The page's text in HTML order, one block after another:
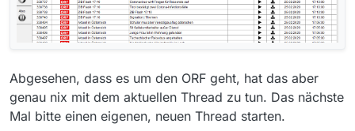
Abgesehen, dass es um den ORF geht, hat das aber
genau nix mit dem aktuellen Thread zu tun. Das nächste
Mal bitte einen eigenen, neuen Thread starten.